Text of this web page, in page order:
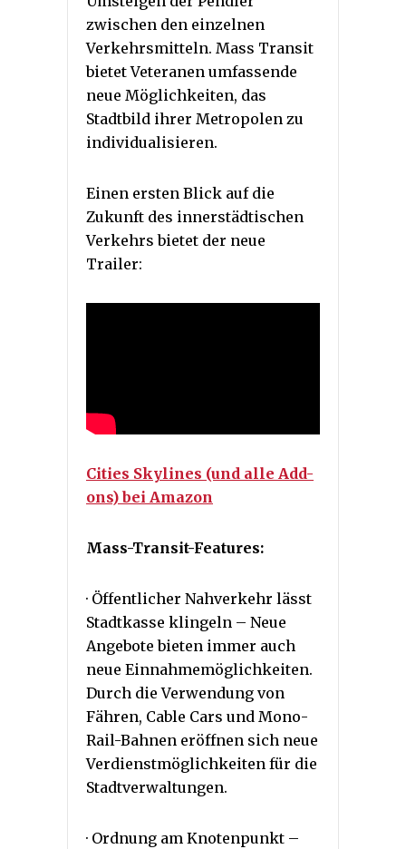
zwischen den einzelnen
Verkehrsmitteln. Mass Transit
bietet Veteranen umfassende
neue Möglichkeiten, das
Stadtbild ihrer Metropolen zu
individualisieren.
Einen ersten Blick auf die
Zukunft des innerstädtischen
Verkehrs bietet der neue
Trailer:
Cities Skylines (und alle Add-
ons) bei Amazon
Mass-Transit-Features:
· Öffentlicher Nahverkehr lässt
Stadtkasse klingeln – Neue
Angebote bieten immer auch
neue Einnahmemöglichkeiten.
Durch die Verwendung von
Fähren, Cable Cars und Mono-
Rail-Bahnen eröffnen sich neue
Verdienstmöglichkeiten für die
Stadtverwaltungen.
· Ordnung am Knotenpunkt –